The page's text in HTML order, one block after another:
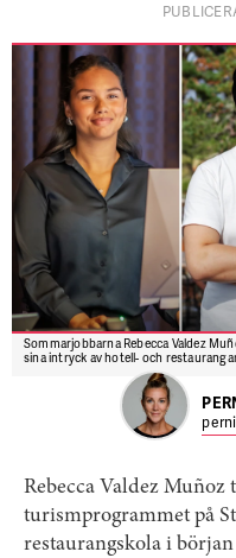
Sommarjobbarna Rebecca Valdez
sina intryck av hotell- och
Rebecca Valdez
turismprogrammet på
restaurangskola i